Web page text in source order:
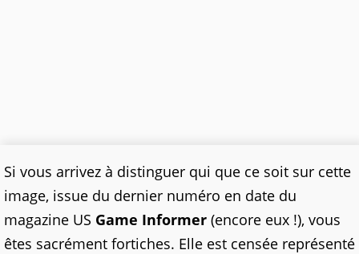
Si vous arrivez à distinguer qui que ce soit sur cette
image, issue du dernier numéro en date du
magazine US Game Informer (encore eux !), vous
êtes sacrément fortiches. Elle est censée représenté